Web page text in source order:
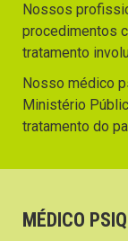
Nossos
procedimentos
tratamento
Nosso médico
Ministério
tratamento do
MÉDICO